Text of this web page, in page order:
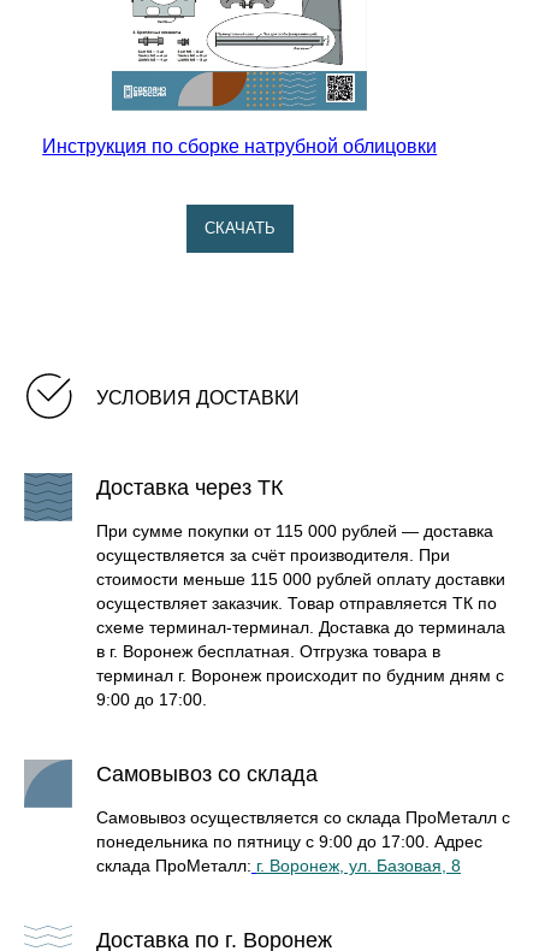
Инструкция по сборке натрубной облицовки
CКАЧАТЬ
УСЛОВИЯ ДОСТАВКИ
Доставка через ТК
При сумме покупки от 115 000 рублей — доставка
осуществляется за счёт производителя. При
стоимости меньше 115 000 рублей оплату доставки
осуществляет заказчик. Товар отправляется ТК по
схеме терминал-терминал. Доставка до терминала
в г. Воронеж бесплатная. Отгрузка товара в
терминал г. Воронеж происходит по будним дням с
9:00 до 17:00.
Самовывоз со склада
Самовывоз осуществляется со склада ПроМеталл с
понедельника по пятницу с 9:00 до 17:00. Адрес
склада ПроМеталл: г. Воронеж, ул. Базовая, 8
Доставка по г. Воронеж